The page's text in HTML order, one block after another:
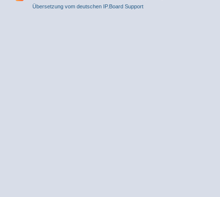
Übersetzung vom deutschen IP.Board Support